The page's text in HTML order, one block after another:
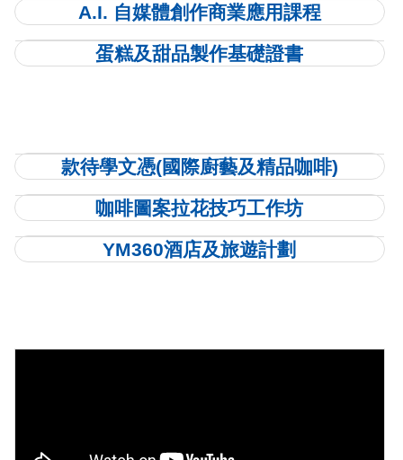
A.I. 自媒體創作商業應用課程
蛋糕及甜品製作基礎證書
款待學文憑(國際廚藝及精品咖啡)
咖啡圖案拉花技巧工作坊
YM360酒店及旅遊計劃